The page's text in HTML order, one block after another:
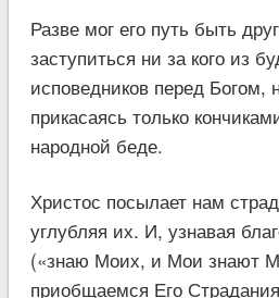
Разве мог его путь быть
заступиться ни за кого из
исповедников перед Богом,
прикасаясь только
народной беде.
Христос посылает нам
углубляя их. И, узнавая
(«знаю Моих, и Мои знают
приобщаемся Его